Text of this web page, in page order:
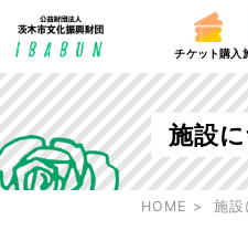
チケット購入
施設
HOME 施設